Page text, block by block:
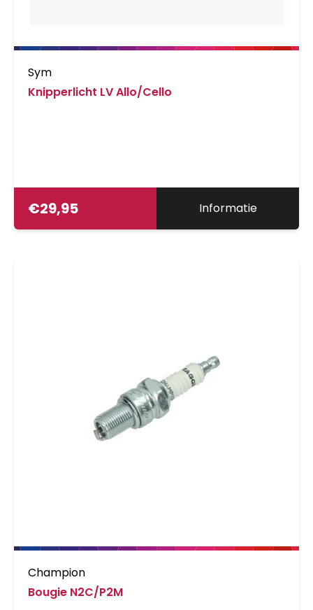
Sym
Knipperlicht LV Allo/Cello
€29,95 Informatie
Champion
Bougie N2C/P2M